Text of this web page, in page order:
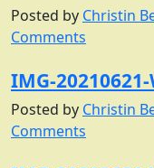
Posted by Christin
Comments
IMG-
Posted by Christin
Comments